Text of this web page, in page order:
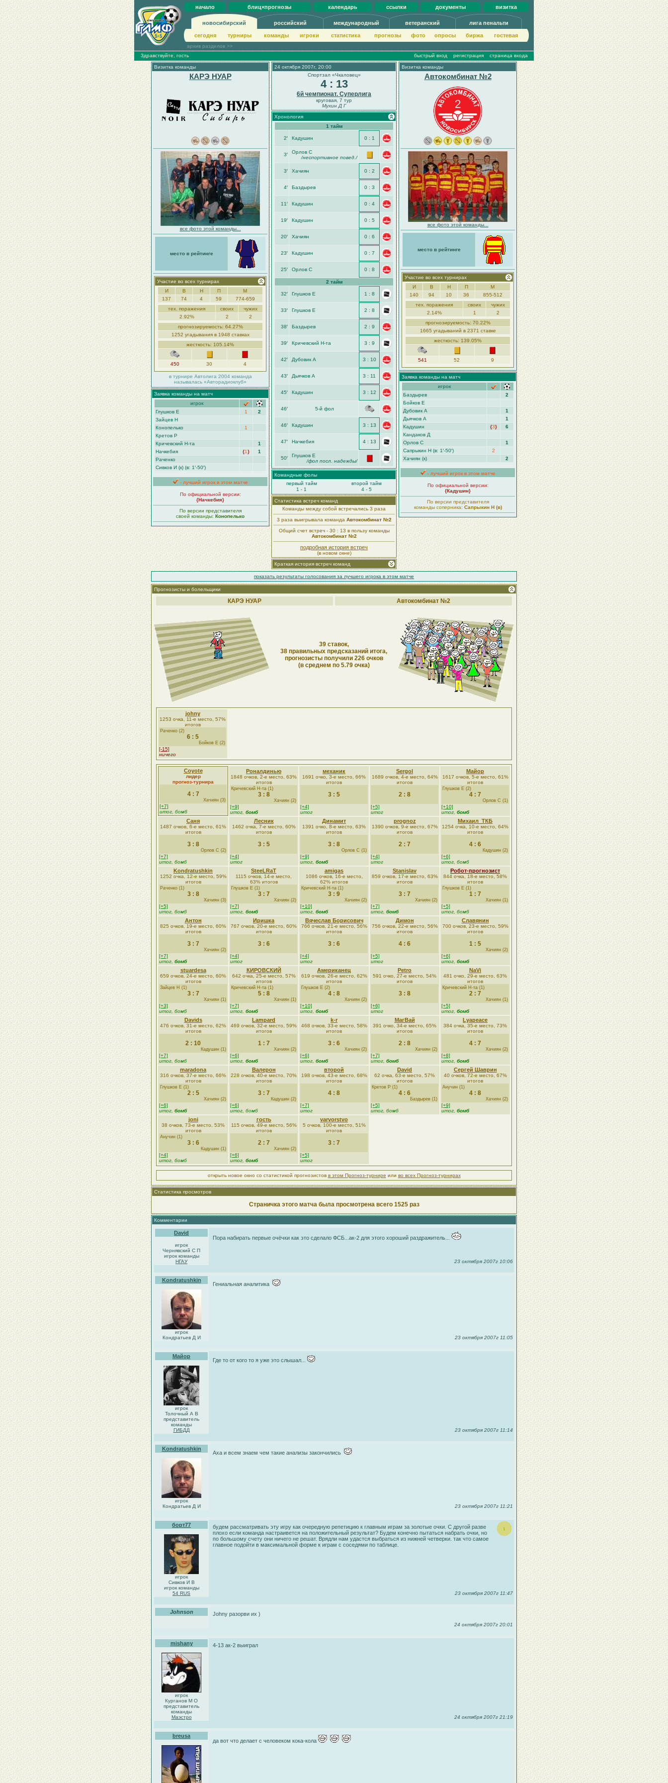
начало блиц×прогнозы календарь ссылки документы визитка
новосибирский российский международный ветеранский лига пенальти
сегодня турниры команды игроки статистика прогнозы фото опросы биржа гoстeвая
архив разделов >>
Здравствуйте, гость
быстрый вход регистрация страница входа
Визитка команды
КАРЭ НУАР
все фото этой команды...
место в рейтинге
Участие во всех турнирах
И
В Н П
М
137
74 4 59
774-659
тех. поражения
своих
чужих
2.92%
2
2
прогнозируемость: 64.27%
1252 угадывания в 1948 ставках
жесткость: 105.14%
450 30 4
в турнире Автолига 2004 команда
называлась «Авторадиоклуб»
Заявка команды на матч
игрок
Глушков Е
1
2
Зайцев Н
Конопелько
1
Кретов Р
Кричевский Н-та
1
Начкебия
{1}
1
Раченко
Сивков И (к) (в: 1′-50′)
- лучший игрок в этом матче
По официальной версии:
{Начкебия}
По версии представителя
своей команды: Конопелько
24 октября 2007г, 20:00
Спортзал «Чкаловец»
4 : 13
6й чемпионат. Суперлига
круговая, 7 тур
Мухин Д Г
Хронология
1 тайм
2′ Кадушин 0 : 1
3′
Орлов С
/неспортивное повед./
3′ Хачиян 0 : 2
4′ Баздырев 0 : 3
11′ Кадушин 0 : 4
19′ Кадушин 0 : 5
20′ Хачиян 0 : 6
23′ Кадушин 0 : 7
25′ Орлов С 0 : 8
2 тайм
32′ Глушков Е 1 : 8
33′ Глушков Е 2 : 8
38′ Баздырев 2 : 9
39′ Кричевский Н-та 3 : 9
42′ Дубовик А 3 : 10
43′ Дьячков А 3 : 11
45′ Кадушин 3 : 12
46′ 5-й фол
46′ Кадушин 3 : 13
47′ Начкебия 4 : 13
50′
Глушков Е
/фол посл. надежды/
Командные фолы
первый тайм
второй тайм
1 - 1
4 - 5
Статистика встреч команд
Команды между собой встречались 3 раза
3 раза выигрывала команда Автокомбинат №2
Общий счет встреч - 30 : 13 в пользу команды
Автокомбинат №2
подробная история встреч
(в новом окне)
Краткая история встреч команд
Визитка команды
Автокомбинат №2
все фото этой команды...
место в рейтинге
Участие во всех турнирах
И
В Н П
М
140
94 10 36
855-512
тех. поражения
своих
чужих
2.14%
1
2
прогнозируемость: 70.22%
1665 угадываний в 2371 ставке
жесткость: 139.05%
541 52 9
Заявка команды на матч
игрок
Баздырев
2
Бойков Е
Дубовик А
1
Дьячков А
1
Кадушин
{3}
6
Кандаков Д
Орлов С
1
Сапрыкин Н (в: 1′-50′)
2
Хачиян (к)
2
- лучший игрок в этом матче
По официальной версии:
{Кадушин}
По версии представителя
команды соперника: Сапрыкин Н (в)
показать результаты голосования за лучшего игрока в этом матче
Прогнозисты и болельщики
КАРЭ НУАР Автокомбинат №2
39 ставок,
38 правильных предсказаний итога,
прогнозисты получили 226 очков
(в среднем по 5.79 очка)
johny
1253 очка, 11-е место, 57%
итогов
Раченко (2)
6 : 5
Бойков Е (2)
[-15]
ничего
Coyote
лидер
прогноз-турнира
4 : 7
Хачиян (3)
[+7]
итог, бомб
Роналдинью
1848 очков, 2-е место, 63%
итогов
Кричевский Н-та (1)
3 : 8
Хачиян (2)
[+9]
итог, бомб
механик
1691 очко, 3-е место, 66%
итогов
3 : 5
[+4]
итог
Sergol
1689 очков, 4-е место, 64%
итогов
2 : 8
[+5]
итог
Майор
1617 очков, 5-е место, 61%
итогов
Глушков Е (2)
4 : 7
Орлов С (1)
[+10]
итог, бомб
Саня
1487 очков, 6-е место, 61%
итогов
3 : 8
Орлов С (2)
[+7]
итог, бомб
Лесник
1462 очка, 7-е место, 60%
итогов
3 : 5
[+4]
итог
Динамит
1391 очко, 8-е место, 63%
итогов
3 : 8
Орлов С (1)
[+9]
итог, бомб
prognoz
1390 очков, 9-е место, 67%
итогов
2 : 7
[+4]
итог
Михаил_ТКБ
1254 очка, 10-е место, 64%
итогов
4 : 6
Кадушин (2)
[+6]
итог, бомб
Kondratushkin
1252 очка, 12-е место, 59%
итогов
Раченко (1)
3 : 8
Хачиян (3)
[+5]
итог, бомб
SteeLRaT
1115 очков, 14-е место,
63% итогов
Глушков Е (1)
3 : 7
Хачиян (2)
[+7]
итог, бомб
amigas
1086 очков, 16-е место,
62% итогов
Кричевский Н-та (1)
3 : 9
Хачиян (2)
[+10]
итог, бомб
Stanislav
859 очков, 17-е место, 63%
итогов
3 : 7
Хачиян (2)
[+7]
итог, бомб
Робот-прогнозист
844 очка, 18-е место, 58%
итогов
Глушков Е (1)
1 : 7
Хачиян (1)
[+5]
итог, бомб
Антон
825 очков, 19-е место, 60%
итогов
3 : 7
Хачиян (2)
[+7]
итог, бомб
Иришка
767 очков, 20-е место, 60%
итогов
3 : 6
[+4]
итог
Вячеслав Борисович
766 очков, 21-е место, 56%
итогов
3 : 6
[+4]
итог
Димон
756 очков, 22-е место, 56%
итогов
4 : 6
[+5]
итог
Славянин
700 очков, 23-е место, 59%
итогов
1 : 5
Хачиян (2)
[+6]
итог, бомб
stuardesa
659 очков, 24-е место, 60%
итогов
Зайцев Н (1)
3 : 7
Хачиян (1)
[+3]
итог, бомб
КИРОВСКИЙ
642 очка, 25-е место, 57%
итогов
Кричевский Н-та (1)
5 : 8
Хачиян (1)
[+7]
итог, бомб
Американец
619 очков, 26-е место, 62%
итогов
Глушков Е (2)
4 : 8
Хачиян (2)
[+10]
итог, бомб
Petro
591 очко, 27-е место, 54%
итогов
3 : 8
[+6]
итог
NaVi
481 очко, 29-е место, 63%
итогов
Кричевский Н-та (1)
2 : 7
Хачиян (1)
[+5]
итог, бомб
Davids
476 очков, 31-е место, 62%
итогов
2 : 10
Кадушин (1)
[+7]
итог, бомб
Lampard
469 очков, 32-е место, 59%
итогов
1 : 7
Хачиян (2)
[+6]
итог, бомб
k-r
468 очков, 33-е место, 58%
итогов
3 : 6
Хачиян (2)
[+6]
итог, бомб
МагВай
391 очко, 34-е место, 65%
итогов
2 : 8
Хачиян (2)
[+7]
итог, бомб
Lyapeace
384 очка, 35-е место, 73%
итогов
4 : 7
Хачиян (2)
[+8]
итог, бомб
maradona
316 очков, 37-е место, 66%
итогов
Глушков Е (1)
2 : 5
Хачиян (2)
[+6]
итог, бомб
Валерон
228 очков, 40-е место, 70%
итогов
3 : 7
Кадушин (2)
[+6]
итог, бомб
второй
198 очков, 43-е место, 68%
итогов
4 : 8
[+7]
итог
David
62 очка, 63-е место, 57%
итогов
Кретов Р (1)
4 : 6
Баздырев (1)
[+5]
итог, бомб
Сергей Шаврин
40 очков, 72-е место, 67%
итогов
Анучин (1)
4 : 8
Хачиян (2)
[+9]
итог, бомб
joni
38 очков, 73-е место, 53%
итогов
Анучин (1)
3 : 6
Кадушин (1)
[+4]
итог, бомб
гость
115 очков, 49-е место, 56%
итогов
2 : 7
Хачиян (2)
[+6]
итог, бомб
varvorstvo
5 очков, 100-е место, 51%
итогов
3 : 7
[+5]
итог
открыть новое окно со статистикой прогнозистов в этом Прогноз-турнире или во всех Прогноз-турнирах
Статистика просмотров
Страничка этого матча была просмотрена всего 1525 раз
Комментарии
David
игрок
Чернявский С П
игрок команды
НГАУ
Пора набирать первые очёчки как это сделало ФСБ...ак-2 для этого хороший раздражитель...
23 октября 2007г 10:06
Kondratushkin
игрок
Кондратьев Д И
Гениальная аналитика
23 октября 2007г 11:05
Майор
игрок
Толочный А В
представитель
команды
ГИБДД
Где то от кого то я уже это слышал...
23 октября 2007г 11:14
Kondratushkin
игрок
Кондратьев Д И
Аха и всем знаем чем такие анализы закончились
23 октября 2007г 11:21
борт77
игрок
Сивков И В
игрок команды
54 RUS
будем рассматривать эту игру как очередную репетицию к главным играм за золотые очки. С другой разве
плохо если команда настраивется на положительный результат? Будем конечно пытаться набрать очки, но
по большому счету они ничего не решат. Врядли нам удастся выбраться из нижней четверки. так что самое
главное подойти в максимальной форме к играм с соседями по таблице.
23 октября 2007г 11:47
Johnson Johny разорви их )
24 октября 2007г 20:01
mishany
игрок
Курганов М О
представитель
команды
Маэстро
4-13 ак-2 выиграл
24 октября 2007г 21:19
breusa
да вот что делает с человеком кока-кола